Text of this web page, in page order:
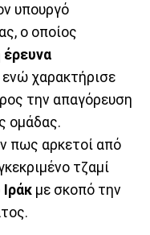
υπουργό
ο οποίος
έρευνα
ενώ χαρακτήρισε
την απαγόρευση
ομάδας.
πως αρκετοί από
τζαμί
με σκοπό την